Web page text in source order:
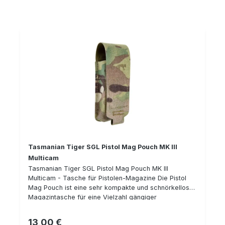
Tasmanian Tiger SGL Pistol Mag Pouch MK III
Multicam
Tasmanian Tiger SGL Pistol Mag Pouch MK III
Multicam - Tasche für Pistolen-Magazine Die Pistol
Mag Pouch ist eine sehr kompakte und schnörkellose
Magazintasche für eine Vielzahl gängiger
Regulärer Preis:
13,00 €